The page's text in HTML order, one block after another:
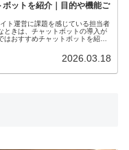
ボットを紹介｜目的や機能ご
ト運営に課題を感じている担当者
ときは、チャットボットの導入が
はおすすめチャットボットを紹
2026.03.18